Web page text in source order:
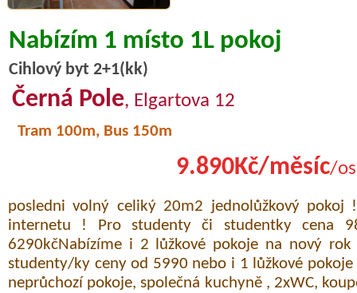
Nabízím 1 místo 1L pokoj
Cihlový byt 2+1(kk)
Černá Pole, Elgartova 12
Tram 100m, Bus 150m
9.890Kč/měsíc/
posledni volný celiký 20m2 jednolůžkový pokoj
internetu ! Pro studenty či studentky cena
6290kčNabízíme i 2 lůžkové pokoje na nový
studenty/ky ceny od 5990 nebo i 1 lůžkové
neprůchozí pokoje, společná kuchyně , 2xWC,